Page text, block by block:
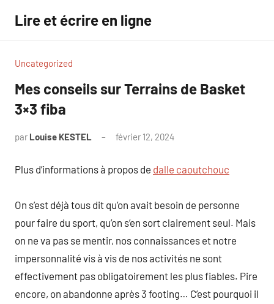
contenu
Lire et écrire en ligne
Uncategorized
Mes conseils sur Terrains de Basket
3×3 fiba
par Louise KESTEL février 12, 2024
Plus d’informations à propos de dalle caoutchouc
On s’est déjà tous dit qu’on avait besoin de personne
pour faire du sport, qu’on s’en sort clairement seul. Mais
on ne va pas se mentir, nos connaissances et notre
impersonnalité vis à vis de nos activités ne sont
effectivement pas obligatoirement les plus fiables. Pire
encore, on abandonne après 3 footing… C’est pourquoi il